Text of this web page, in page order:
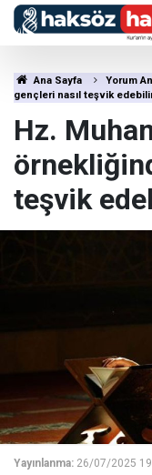
Ana Sayfa Yorum
gençleri nasıl teşvik
Hz.
teşvik
Yayınlanma: 26/07/2025